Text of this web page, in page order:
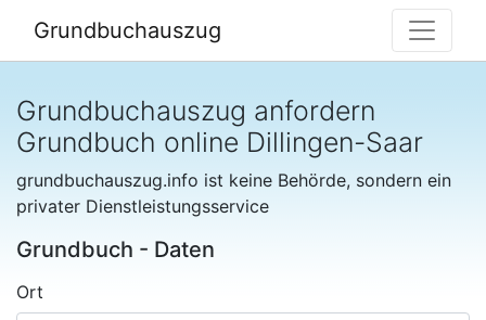
Grundbuchauszug
Grundbuchauszug anfordern
Grundbuch online Dillingen-Saar
grundbuchauszug.info ist keine Behörde, sondern ein
privater Dienstleistungsservice
Grundbuch - Daten
Ort